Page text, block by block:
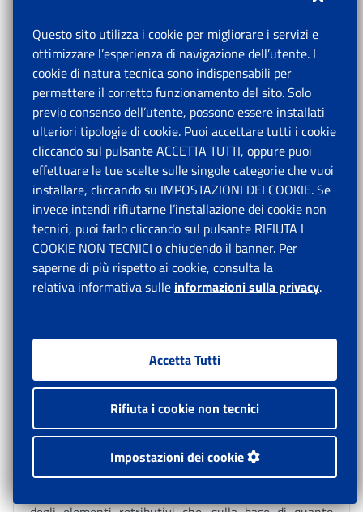
Limite annuale per l’accredito dei
contributi, arrotondato all’unità di
euro (*)
12.451,00
(*) Il limite annuo è pari a € 239,44 x 52 settimane
Si rammenta che, ai sensi del combinato disposto
dell’articolo 69, comma 7, della legge 23 dicembre
2000, n. 388, e dell’articolo 43, comma 3, della legge
28 dicembre 2001, n. 448, le disposizioni di cui
all’articolo 7 del D.L. n. 463/1983, modificato
dall'articolo 1, comma 2, del D.L. n. 338/1989, non si
soggetti alla L. n. 250/1958[13].
8. Importi che non concorrono a formare il reddito di
lavoro dipendente
Questo sito utilizza i cookie per migliorare i servizi e
ottimizzare l’esperienza di navigazione dell’utente. I
cookie di natura tecnica sono indispensabili per
permettere il corretto funzionamento del sito. Solo
previo consenso dell’utente, possono essere installati
ulteriori tipologie di cookie. Puoi accettare tutti i cookie
cliccando sul pulsante ACCETTA TUTTI, oppure puoi
effettuare le tue scelte sulle singole categorie che vuoi
installare, cliccando su IMPOSTAZIONI DEI COOKIE. Se
invece intendi rifiutarne l’installazione dei cookie non
tecnici, puoi farlo cliccando sul pulsante RIFIUTA I
COOKIE NON TECNICI o chiudendo il banner. Per
saperne di più rispetto ai cookie, consulta la
relativa informativa sulle informazioni sulla privacy.
Accetta Tutti
Rifiuta i cookie non tecnici
Impostazioni dei cookie